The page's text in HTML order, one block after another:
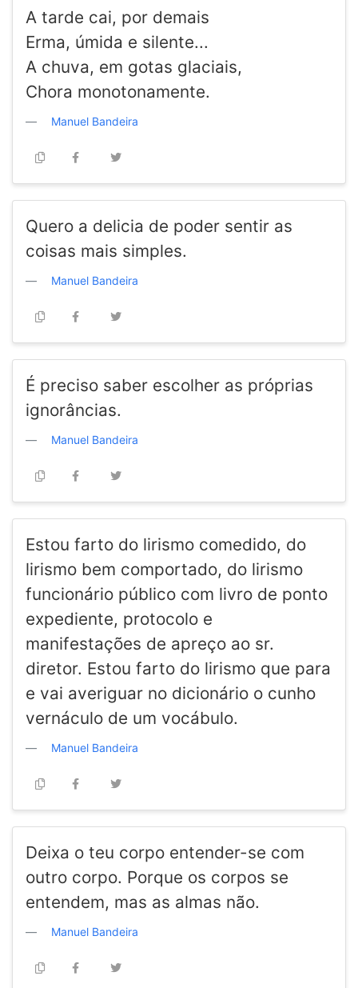
A tarde cai, por demais
Erma, úmida e silente...
A chuva, em gotas glaciais,
Chora monotonamente.
Manuel Bandeira
Quero a delicia de poder sentir as
coisas mais simples.
Manuel Bandeira
É preciso saber escolher as próprias
ignorâncias.
Manuel Bandeira
Estou farto do lirismo comedido, do
lirismo bem comportado, do lirismo
funcionário público com livro de ponto
expediente, protocolo e
manifestações de apreço ao sr.
diretor. Estou farto do lirismo que para
e vai averiguar no dicionário o cunho
vernáculo de um vocábulo.
Manuel Bandeira
Deixa o teu corpo entender-se com
outro corpo. Porque os corpos se
entendem, mas as almas não.
Manuel Bandeira